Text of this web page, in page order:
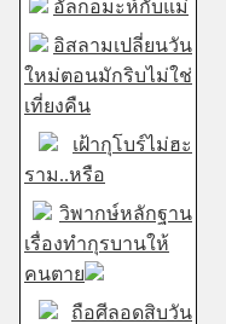
อัลกอมะห์กับแม่
อิสลามเปลี่ยนวัน
ใหม่ตอนมักริบไม่ใช่
เที่ยงคืน
เฝ้ากุโบร์ไม่ฮะ
ราม..หรือ
วิพากษ์หลักฐาน
เรื่องทำกุรบานให้
คนตาย
ถือศีลอดสิบวัน